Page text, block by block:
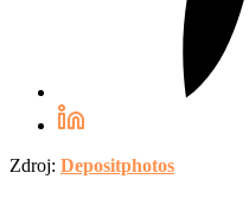
Zdroj: Depositphotos